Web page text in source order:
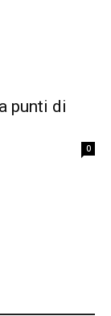
punti di
0